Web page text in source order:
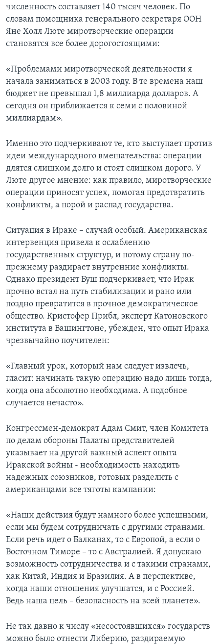
численность составляет 140 тысяч человек. По
словам помощника генерального секретаря ООН
Яне Холл Люте миротворческие операции
становятся все более дорогостоящими:
«Проблемами миротворческой деятельности я
начала заниматься в 2003 году. В те времена наш
бюджет не превышал 1,8 миллиарда долларов. А
сегодня он приближается к семи с половиной
миллиардам».
Именно это подчеркивают те, кто выступает против
идеи международного вмешательства: операции
длятся слишком долго и стоят слишком дорого. У
Люте другое мнение: как правило, миротворческие
операции приносят успех, помогая предотвратить
конфликты, а порой и распад государства.
Ситуация в Ираке – случай особый. Американская
интервенция привела к ослаблению
государственных структур, и потому страну по-
прежнему раздирает внутренние конфликты.
Однако президент Буш подчеркивает, что Ирак
прочно встал на путь стабилизации и рано или
поздно превратится в прочное демократическое
общество. Кристофер Прибл, эксперт Катоновского
института в Вашингтоне, убежден, что опыт Ирака
чрезвычайно поучителен:
«Главный урок, который нам следует извлечь,
гласит: начинать такую операцию надо лишь тогда,
когда она абсолютно необходима. А подобное
случается нечасто».
Конгрессмен-демократ Адам Смит, член Комитета
по делам обороны Палаты представителей
указывает на другой важный аспект опыта
Иракской войны - необходимость находить
надежных союзников, готовых разделить с
американцами все тяготы кампании:
«Наши действия будут намного более успешными,
если мы будем сотрудничать с другими странами.
Если речь идет о Балканах, то с Европой, а если о
Восточном Тиморе – то с Австралией. Я допускаю
возможность сотрудничества и с такими странами,
как Китай, Индия и Бразилия. А в перспективе,
когда наши отношения улучшатся, и с Россией.
Ведь наша цель – безопасность на всей планете».
Не так давно к числу «несостоявшихся» государств
можно было отнести Либерию, раздираемую